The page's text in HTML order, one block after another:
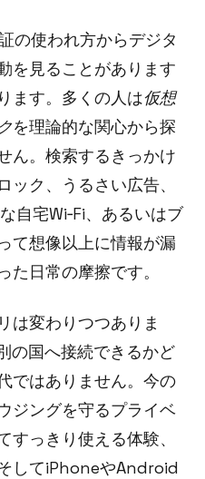
の使われ方からデジタ
を見ることがあります
ます。多くの人は仮想
を理論的な関心から探
ん。検索するきっかけ
ック、うるさい広告、
自宅Wi‑Fi、あるいはブ
て想像以上に情報が漏
日常の摩擦です。
は変わりつつありま
の国へ接続できるかど
ではありません。今の
ジングを守るプライベ
すっきり使える体験、
してiPhoneやAndroid